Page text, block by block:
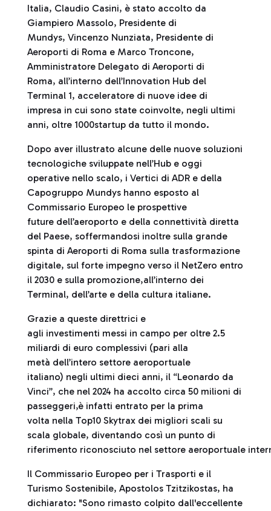
Italia, Claudio Casini, è stato accolto da
Giampiero Massolo, Presidente di
Mundys, Vincenzo Nunziata, Presidente di
Aeroporti di Roma e Marco Troncone,
Amministratore Delegato di Aeroporti di
Roma, all’interno dell’Innovation Hub del
Terminal 1, acceleratore di nuove idee di
impresa in cui sono state coinvolte, negli ultimi
anni, oltre 1000startup da tutto il mondo.
Dopo aver illustrato alcune delle nuove soluzioni
tecnologiche sviluppate nell’Hub e oggi
operative nello scalo, i Vertici di ADR e della
Capogruppo Mundys hanno esposto al
Commissario Europeo le prospettive
future dell’aeroporto e della connettività diretta
del Paese, soffermandosi inoltre sulla grande
spinta di Aeroporti di Roma sulla trasformazione
digitale, sul forte impegno verso il NetZero entro
il 2030 e sulla promozione,all’interno dei
Terminal, dell’arte e della cultura italiane.
Grazie a queste direttrici e
agli investimenti messi in campo per oltre 2.5
miliardi di euro complessivi (pari alla
metà dell’intero settore aeroportuale
italiano) negli ultimi dieci anni, il “Leonardo da
Vinci”, che nel 2024 ha accolto circa 50 milioni di
passeggeri,è infatti entrato per la prima
volta nella Top10 Skytrax dei migliori scali su
scala globale, diventando così un punto di
riferimento riconosciuto nel settore aeroportuale
Il Commissario Europeo per i Trasporti e il
Turismo Sostenibile, Apostolos Tzitzikostas, ha
dichiarato: "Sono rimasto colpito dall'eccellente